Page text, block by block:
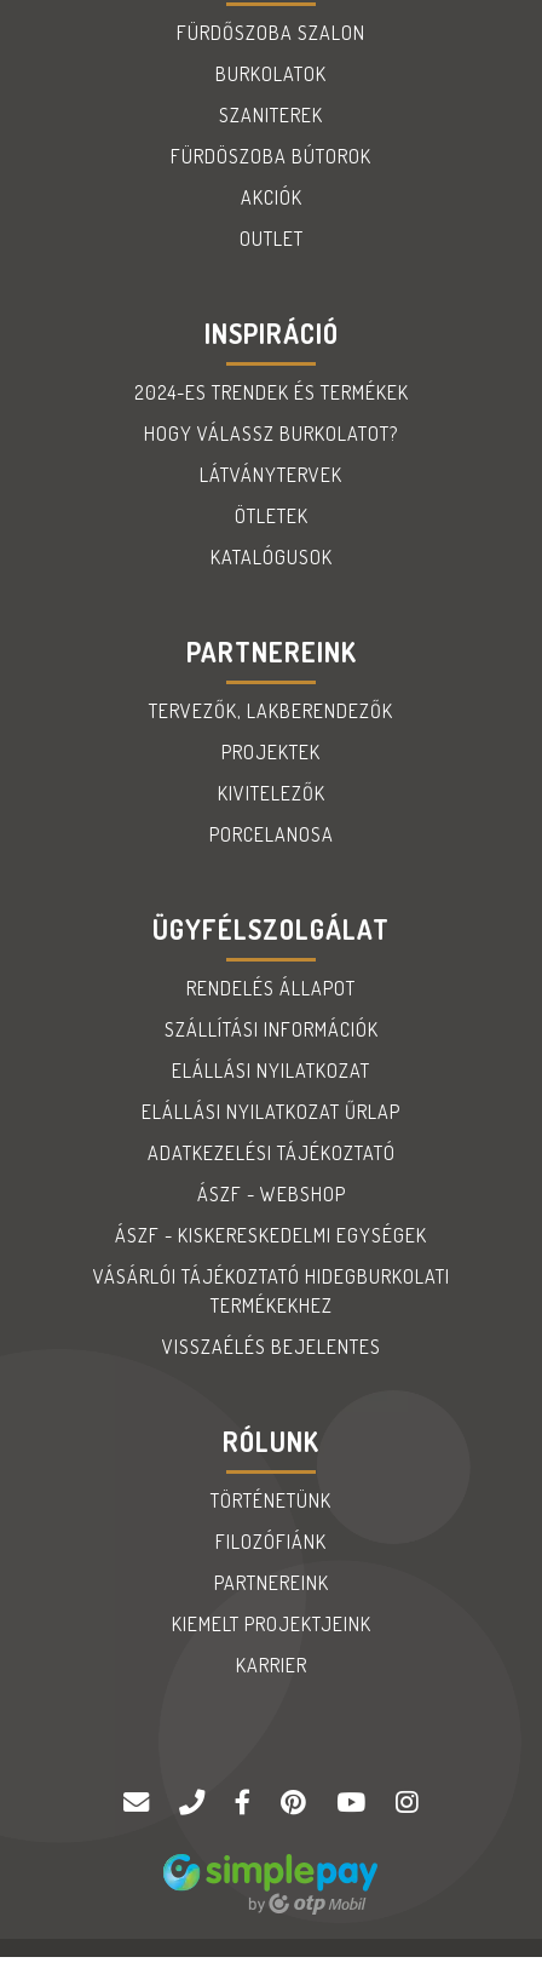
FÜRDŐSZOBA SZALON
BURKOLATOK
SZANITEREK
FÜRDÖSZOBA BÚTOROK
AKCIÓK
OUTLET
INSPIRÁCIÓ
2024-ES TRENDEK ÉS TERMÉKEK
HOGY VÁLASSZ BURKOLATOT?
LÁTVÁNYTERVEK
ÖTLETEK
KATALÓGUSOK
PARTNEREINK
TERVEZŐK, LAKBERENDEZŐK
PROJEKTEK
KIVITELEZŐK
PORCELANOSA
ÜGYFÉLSZOLGÁLAT
RENDELÉS ÁLLAPOT
SZÁLLÍTÁSI INFORMÁCIÓK
ELÁLLÁSI NYILATKOZAT
ELÁLLÁSI NYILATKOZAT ŰRLAP
ADATKEZELÉSI TÁJÉKOZTATÓ
ÁSZF - WEBSHOP
ÁSZF - KISKERESKEDELMI EGYSÉGEK
VÁSÁRLÓI TÁJÉKOZTATÓ HIDEGBURKOLATI
TERMÉKEKHEZ
VISSZAÉLÉS BEJELENTES
RÓLUNK
TÖRTÉNETÜNK
FILOZÓFIÁNK
PARTNEREINK
KIEMELT PROJEKTJEINK
KARRIER